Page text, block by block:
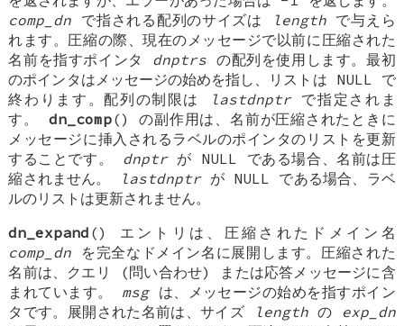
comp_dn で指される配列のサイズは lengthで与えら
れます。圧縮の際、現在のメッセージで以前に圧縮された
名前を指すポインタ dnptrs の配列を使用します。最初
のポインタはメッセージの始めを指し、リストは NULL で
終わります。配列の制限は
lastdnptrで指定されま
す。 dn_comp() の副作用は、名前が圧縮されたときに
メッセージに挿入されるラベルのポインタのリストを更新
することです。 dnptrが NULL である場合、名前は圧
縮されません。
lastdnptrが NULL である場合、ラベ
ルのリストは更新されません。
dn_expand () エントリは、圧縮されたドメイン名
comp_dn を完全なドメイン名に展開します。圧縮された
名前は、クエリ (問い合わせ) または応答メッセージに含
まれています。 msgは、メッセージの始めを指すポイン
タです。展開された名前は、サイズ
lengthの
exp_dn